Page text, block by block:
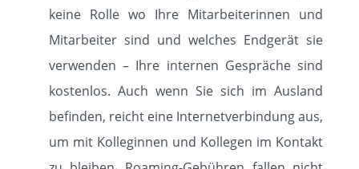
keine Rolle wo Ihre Mitarbeiterinnen und
Mitarbeiter sind und welches Endgerät sie
verwenden – Ihre internen Gespräche sind
kostenlos. Auch wenn Sie sich im Ausland
befinden, reicht eine Internetverbindung aus,
um mit Kolleginnen und Kollegen im Kontakt